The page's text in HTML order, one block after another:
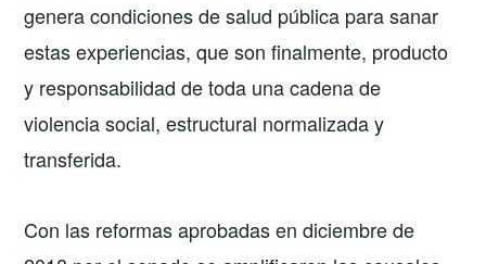
genera condiciones de salud pública para sanar
estas experiencias, que son finalmente, producto
y responsabilidad de toda una cadena de
violencia social, estructural normalizada y
transferida.
Con las reformas aprobadas en diciembre de